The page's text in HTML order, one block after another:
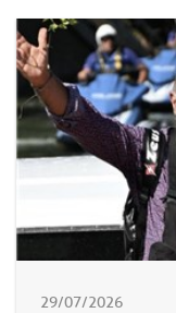
29/07/2026